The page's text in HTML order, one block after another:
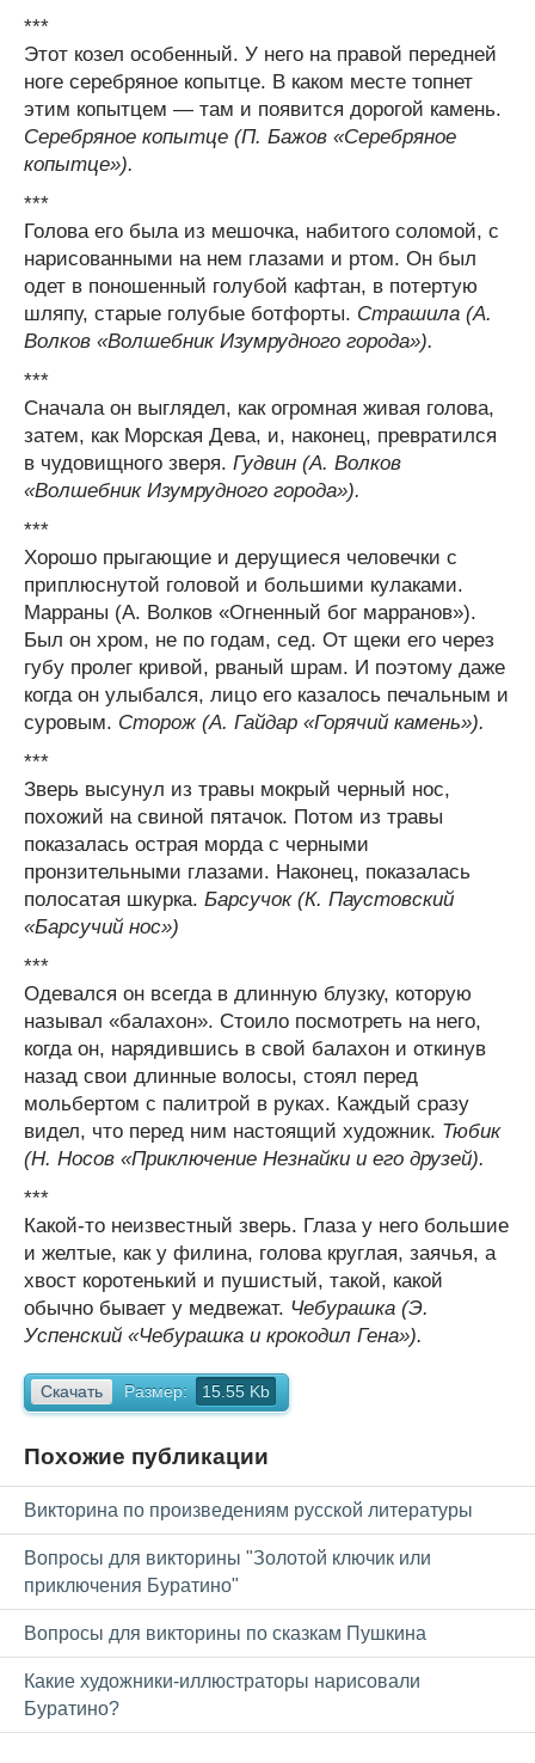
***
Этот козел особенный. У него на правой передней
ноге серебряное копытце. В каком месте топнет
этим копытцем — там и появится дорогой камень.
Серебряное копытце (П. Бажов «Серебряное
копытце»).
***
Голова его была из мешочка, набитого соломой, с
нарисованными на нем глазами и ртом. Он был
одет в поношенный голубой кафтан, в потертую
шляпу, старые голубые ботфорты. Страшила (А.
Волков «Волшебник Изумрудного города»).
***
Сначала он выглядел, как огромная живая голова,
затем, как Морская Дева, и, наконец, превратился
в чудовищного зверя. Гудвин (А. Волков
«Волшебник Изумрудного города»).
***
Хорошо прыгающие и дерущиеся человечки с
приплюснутой головой и большими кулаками.
Марраны (А. Волков «Огненный бог марранов»).
Был он хром, не по годам, сед. От щеки его через
губу пролег кривой, рваный шрам. И поэтому даже
когда он улыбался, лицо его казалось печальным и
суровым. Сторож (А. Гайдар «Горячий камень»).
***
Зверь высунул из травы мокрый черный нос,
похожий на свиной пятачок. Потом из травы
показалась острая морда с черными
пронзительными глазами. Наконец, показалась
полосатая шкурка. Барсучок (К. Паустовский
«Барсучий нос»)
***
Одевался он всегда в длинную блузку, которую
называл «балахон». Стоило посмотреть на него,
когда он, нарядившись в свой балахон и откинув
назад свои длинные волосы, стоял перед
мольбертом с палитрой в руках. Каждый сразу
видел, что перед ним настоящий художник. Тюбик
(Н. Носов «Приключение Незнайки и его друзей).
***
Какой-то неизвестный зверь. Глаза у него большие
и желтые, как у филина, голова круглая, заячья, а
хвост коротенький и пушистый, такой, какой
обычно бывает у медвежат. Чебурашка (Э.
Успенский «Чебурашка и крокодил Гена»).
Скачать Размер: 15.55 Kb
Похожие публикации
Викторина по произведениям русской литературы
Вопросы для викторины "Золотой ключик или
приключения Буратино"
Вопросы для викторины по сказкам Пушкина
Какие художники-иллюстраторы нарисовали
Буратино?